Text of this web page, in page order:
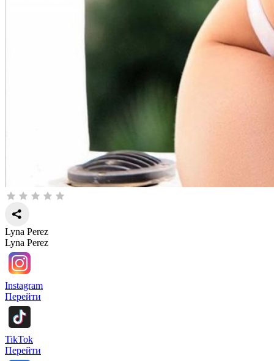
Lyna Perez
Lyna Perez
Instagram
Перейти
TikTok
Перейти